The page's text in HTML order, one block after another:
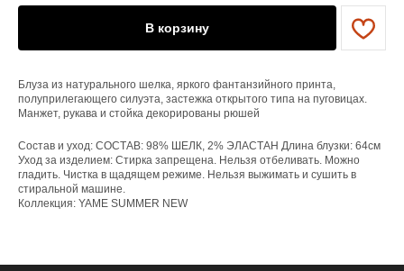
В корзину
Блуза из натурального шелка, яркого фантанзийного принта,
полуприлегающего силуэта, застежка открытого типа на пуговицах.
Манжет, рукава и стойка декорированы рюшей
Состав и уход: СОСТАВ: 98% ШЕЛК, 2% ЭЛАСТАН Длина блузки: 64см
Уход за изделием: Стирка запрещена. Нельзя отбеливать. Можно
гладить. Чистка в щадящем режиме. Нельзя выжимать и сушить в
стиральной машине.
Коллекция: YAME SUMMER NEW
Доставка/оплата
Контакты
ПОКУПАТЕЛЯМ
ОРГАНИЗАЦИЯ
ООО «САРТОРИЯ»
Служба поддержки
Политика конфиденциальности